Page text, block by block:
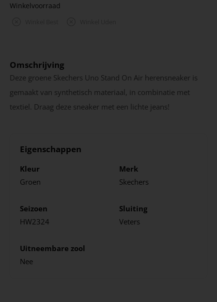
Winkelvoorraad
Omschrijving
Deze groene Skechers Uno Stand On Air herensneaker is
gemaakt van synthetisch materiaal, in combinatie met
textiel. Draag deze sneaker met een lichte jeans!
Eigenschappen
Kleur
Groen
Merk
Skechers
Seizoen
HW2324
Sluiting
Veters
Uitneembare zool
Nee